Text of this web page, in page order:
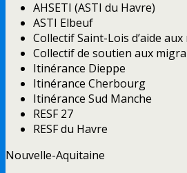
AHSETI (ASTI du Havre)
ASTI Elbeuf
Collectif Saint-Lois d’aide
Collectif de soutien aux
Itinérance Dieppe
Itinérance Cherbourg
Itinérance Sud Manche
RESF 27
RESF du Havre
Nouvelle-Aquitaine